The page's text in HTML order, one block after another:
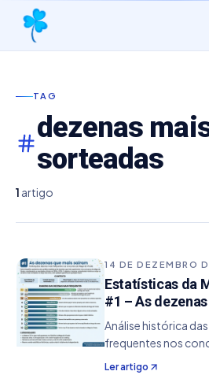
TAG
dezenas
sorteadas
1 artigo
14 DE DEZEMBRO
Estatísticas da
#1 – As
Análise histórica
frequentes nos
Virada,
desde 2008 e
Ler artigo